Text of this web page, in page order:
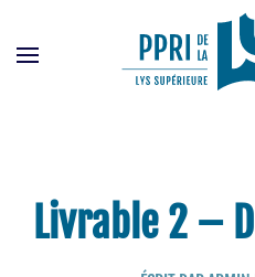
Livrable 2 –